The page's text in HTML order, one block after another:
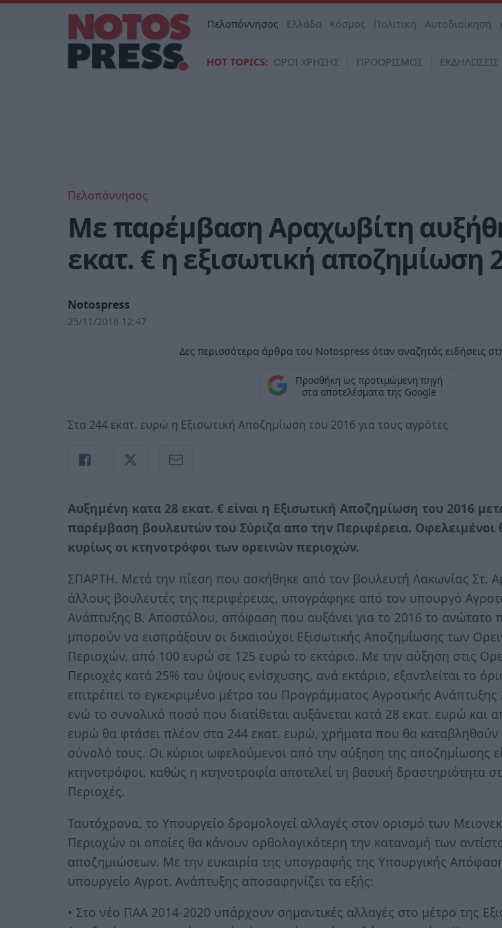
Πελοπόννησος Ελλάδα Κόσμος Πολιτική Αυτοδιοίκηση
HOT TOPICS: ΟΡΟΙ ΧΡΗΣΗΣ ΠΡΟΟΡΙΣΜΟΣ ΕΚΔΗΛΩΣΕΙΣ
Πελοπόννησος
Με παρέμβαση Αραχωβίτη
εκατ. € η εξισωτική αποζημίωση
Notospress
25/11/2016 12:47
Δες περισσότερα άρθρα του Notospress όταν αναζητάς ειδήσεις
Προσθήκη ως προτιμώμενη πηγή
στα αποτελέσματα της Google
Στα 244 εκατ. ευρώ η Εξισωτική Αποζημίωση του 2016 για τους αγρότες
Αυξημένη κατα 28 εκατ. € είναι η Εξισωτική Αποζημίωση του 2016
παρέμβαση βουλευτών του Σύριζα απο την Περιφέρεια. Οφελειμένοι
κυρίως οι κτηνοτρόφοι των ορεινών περιοχών.
ΣΠΑΡΤΗ. Μετά την πίεση που ασκήθηκε από τον βουλευτή Λακωνίας Στ.
άλλους βουλευτές της περιφέρειας, υπογράφηκε από τον υπουργό
Ανάπτυξης Β. Αποστόλου, απόφαση που αυξάνει για το 2016 το ανώτατο
μπορούν να εισπράξουν οι δικαιούχοι Εξισωτικής Αποζημίωσης των
Περιοχών, από 100 ευρώ σε 125 ευρώ το εκτάριο. Με την αύξηση στις
Περιοχές κατά 25% του ύψους ενίσχυσης, ανά εκτάριο, εξαντλείται το
επιτρέπει το εγκεκριμένο μέτρο του Προγράμματος Αγροτικής Ανάπτυξης
ενώ το συνολικό ποσό που διατίθεται αυξάνεται κατά 28 εκατ. ευρώ και
ευρώ θα φτάσει πλέον στα 244 εκατ. ευρώ, χρήματα που θα
σύνολό τους. Οι κύριοι ωφελούμενοι από την αύξηση της αποζημίωσης
κτηνοτρόφοι, καθώς η κτηνοτροφία αποτελεί τη βασική δραστηριότητα
Περιοχές.
Ταυτόχρονα, το Υπουργείο δρομολογεί αλλαγές στον ορισμό των
Περιοχών οι οποίες θα κάνουν ορθολογικότερη την κατανομή των
αποζημιώσεων. Με την ευκαιρία της υπογραφής της Υπουργικής
υπουργείο Αγροτ. Ανάπτυξης αποσαφηνίζει τα εξής:
• Στο νέο ΠΑΑ 2014-2020 υπάρχουν σημαντικές αλλαγές στο μέτρο της